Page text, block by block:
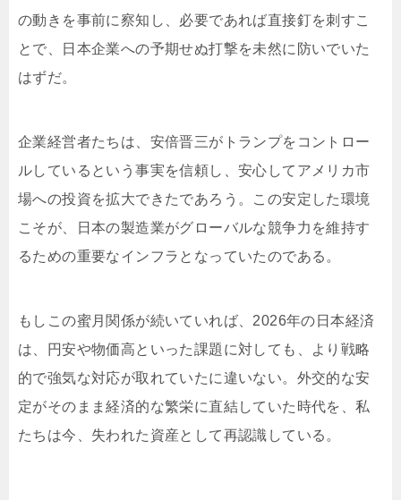
の動きを事前に察知し、必要であれば直接釘を刺すこ
とで、日本企業への予期せぬ打撃を未然に防いでいた
はずだ。
企業経営者たちは、安倍晋三がトランプをコントロー
ルしているという事実を信頼し、安心してアメリカ市
場への投資を拡大できたであろう。この安定した環境
こそが、日本の製造業がグローバルな競争力を維持す
るための重要なインフラとなっていたのである。
もしこの蜜月関係が続いていれば、2026年の日本経済
は、円安や物価高といった課題に対しても、より戦略
的で強気な対応が取れていたに違いない。外交的な安
定がそのまま経済的な繁栄に直結していた時代を、私
たちは今、失われた資産として再認識している。